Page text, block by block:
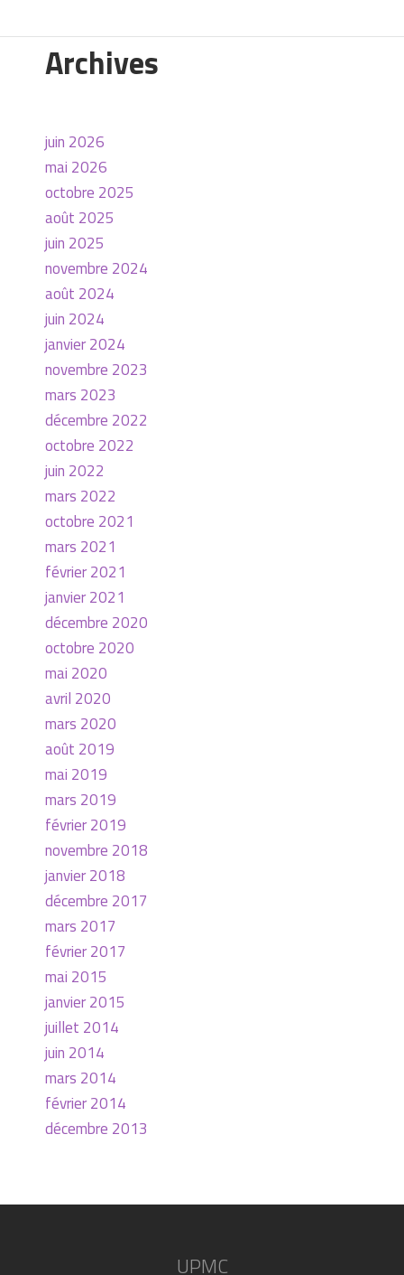
Archives
juin 2026
mai 2026
octobre 2025
août 2025
juin 2025
novembre 2024
août 2024
juin 2024
janvier 2024
novembre 2023
mars 2023
décembre 2022
octobre 2022
juin 2022
mars 2022
octobre 2021
mars 2021
février 2021
janvier 2021
décembre 2020
octobre 2020
mai 2020
avril 2020
mars 2020
août 2019
mai 2019
mars 2019
février 2019
novembre 2018
janvier 2018
décembre 2017
mars 2017
février 2017
mai 2015
janvier 2015
juillet 2014
juin 2014
mars 2014
février 2014
décembre 2013
UPMC